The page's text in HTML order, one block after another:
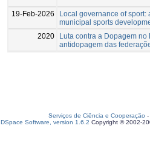
19-Feb-2026
Local governance of
municipal sports
2020
Luta contra a Dopagem
antidopagem das
Serviços de Ciência e Cooperação -
DSpace Software, version 1.6.2 Copyright © 2002-